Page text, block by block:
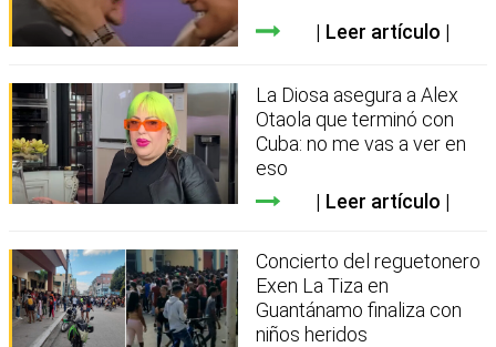
Leer artículo
La Diosa asegura a Alex
Otaola que terminó con
Cuba: no me vas a ver en
eso
Leer artículo
Concierto del reguetonero
Exen La Tiza en
Guantánamo finaliza con
niños heridos